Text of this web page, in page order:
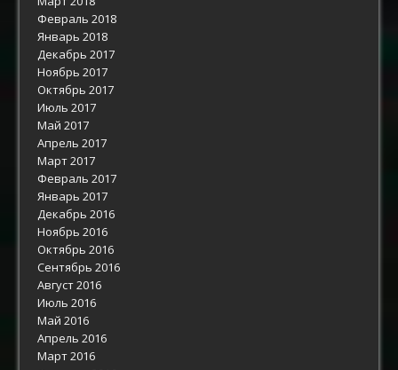
Февраль 2018
Январь 2018
Декабрь 2017
Ноябрь 2017
Октябрь 2017
Июль 2017
Май 2017
Апрель 2017
Март 2017
Февраль 2017
Январь 2017
Декабрь 2016
Ноябрь 2016
Октябрь 2016
Сентябрь 2016
Август 2016
Июль 2016
Май 2016
Апрель 2016
Март 2016